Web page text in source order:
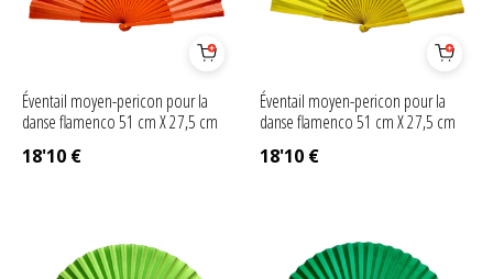
Éventail moyen-pericon pour la
danse flamenco 51 cm X 27,5 cm
18'10 €
Éventail moyen-pericon pour la
danse flamenco 51 cm X 27,5 cm
18'10 €